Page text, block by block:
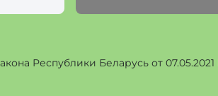
Республики Беларусь от